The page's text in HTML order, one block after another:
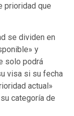
prioridad que
se dividen en
y
solo podrá
visa si su fecha
actual»
categoría de